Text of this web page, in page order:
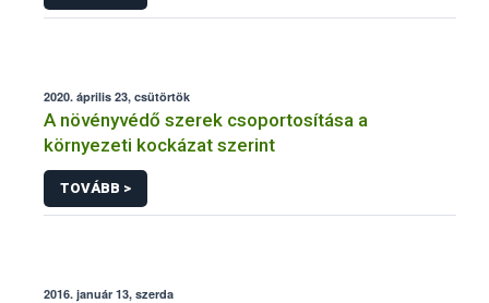
2020. április 23, csütörtök
A növényvédő szerek csoportosítása a
környezeti kockázat szerint
TOVÁBB >
2016. január 13, szerda